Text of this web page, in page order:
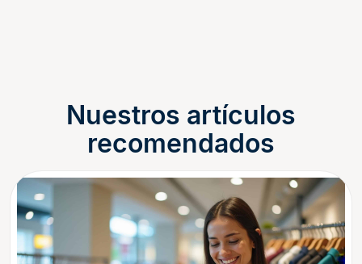
Nuestros artículos
recomendados